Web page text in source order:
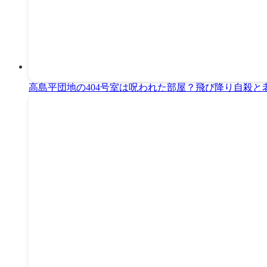
高島平団地の404号室は呪われた部屋？飛び降り自殺と